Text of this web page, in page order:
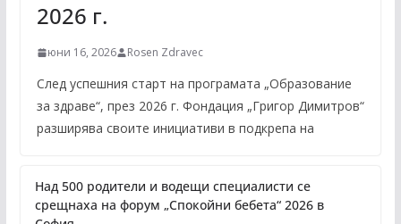
2026 г.
юни 16, 2026 Rosen Zdravec
След успешния старт на програмата „Образование
за здраве“, през 2026 г. Фондация „Григор Димитров“
разширява своите инициативи в подкрепа на
Над 500 родители и водещи специалисти се
срещнаха на форум „Спокойни бебета“ 2026 в